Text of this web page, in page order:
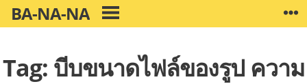
Skip
to
BA-NA-NA
PRIMARY
MENU
Tag: บีบขนาดไฟล์ของรูป ความ